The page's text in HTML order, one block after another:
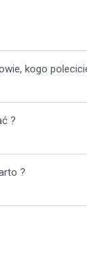
kogo polecicie ?
?
?